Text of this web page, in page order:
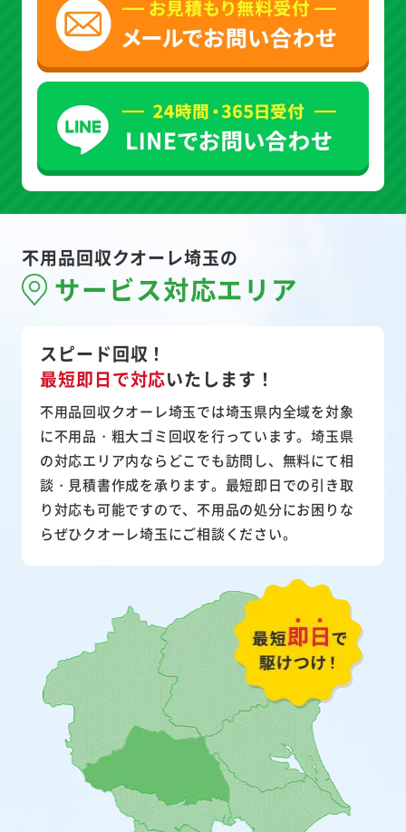
不用品回収クオーレ埼玉の
サービス対応エリア
スピード回収！
最短即日で対応いたします！
不用品回収クオーレ埼玉では埼玉県内全域を対象
に不用品・粗大ゴミ回収を行っています。埼玉県
の対応エリア内ならどこでも訪問し、無料にて相
談・見積書作成を承ります。最短即日での引き取
り対応も可能ですので、不用品の処分にお困りな
らぜひクオーレ埼玉にご相談ください。